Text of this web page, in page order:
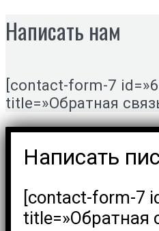
Написать нам
[contact-form-7
title=»Обратная
Написать
[contact-form-7
title=»Обратная